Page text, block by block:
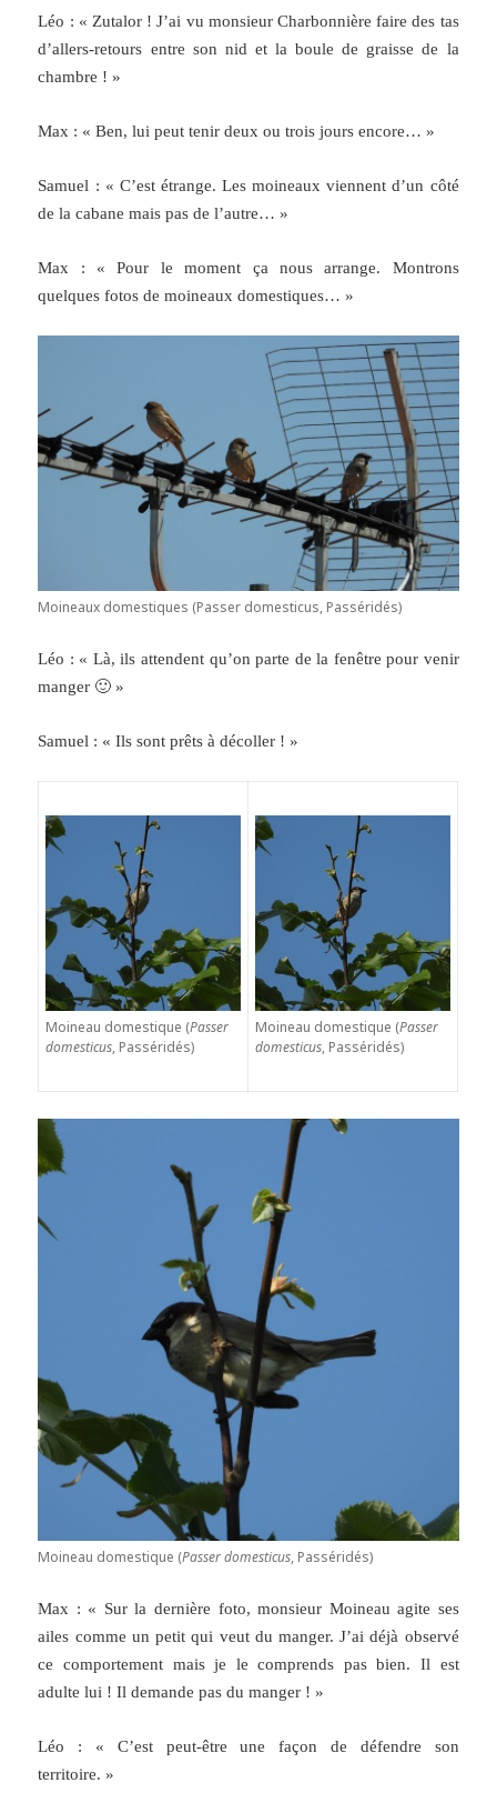
Léo : « Zutalor ! J’ai vu monsieur Charbonnière faire des tas
d’allers-retours entre son nid et la boule de graisse de la
chambre ! »
Max : « Ben, lui peut tenir deux ou trois jours encore… »
Samuel : « C’est étrange. Les moineaux viennent d’un côté
de la cabane mais pas de l’autre… »
Max : « Pour le moment ça nous arrange. Montrons
quelques fotos de moineaux domestiques… »
Moineaux domestiques (Passer domesticus, Passéridés)
Léo : « Là, ils attendent qu’on parte de la fenêtre pour venir
manger 🙂 »
Samuel : « Ils sont prêts à décoller ! »
Moineau domestique (Passer
domesticus, Passéridés)
Moineau domestique (Passer
domesticus, Passéridés)
Moineau domestique (Passer domesticus, Passéridés)
Max : « Sur la dernière foto, monsieur Moineau agite ses
ailes comme un petit qui veut du manger. J’ai déjà observé
ce comportement mais je le comprends pas bien. Il est
adulte lui ! Il demande pas du manger ! »
Léo : « C’est peut-être une façon de défendre son
territoire. »